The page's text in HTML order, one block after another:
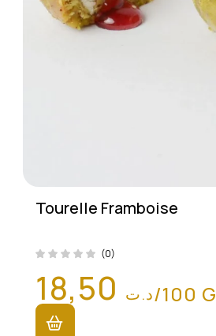
Tourelle Framboise
(0)
د.ت/100 G